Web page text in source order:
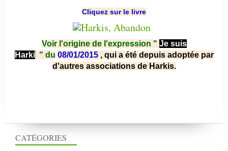
CATÉGORIES
Cliquez sur le livre
Voir l'origine de l'expression " Je suis
Harki " du 08/01/2015 , qui a été depuis adoptée par
d'autres associations de Harkis.